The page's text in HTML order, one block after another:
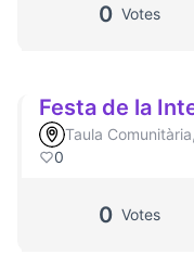
0 Votes
Festa de la
Taula
0
0 Votes